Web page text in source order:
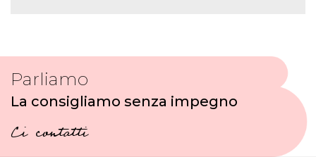
Parliamo
La consigliamo senza impegno
Ci contatti